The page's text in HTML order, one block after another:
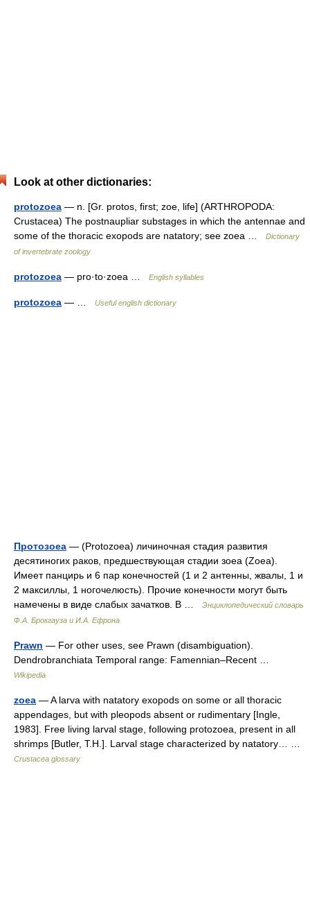
Look at other dictionaries:
protozoea — n. [Gr. protos, first; zoe, life] (ARTHROPODA:
Crustacea) The postnaupliar substages in which the antennae and
some of the thoracic exopods are natatory; see zoea …
Dictionary
of invertebrate zoology
protozoea — pro·to·zoea … English syllables
protozoea — … Useful english dictionary
Протозоеа — (Protozoea) личиночная стадия развития
десятиногих раков, предшествующая стадии зоеа (Zoea).
Имеет панцирь и 6 пар конечностей (1 и 2 антенны, жвалы, 1 и
2 максиллы, 1 ногочелюсть). Прочие конечности могут быть
намечены в виде слабых зачатков. В …
Энциклопедический словарь
Ф.А. Брокгауза и И.А. Ефрона
Prawn — For other uses, see Prawn (disambiguation).
Dendrobranchiata Temporal range: Famennian–Recent …
Wikipedia
zoea — A larva with natatory exopods on some or all thoracic
appendages, but with pleopods absent or rudimentary [Ingle,
1983]. Free living larval stage, following protozoea, present in all
shrimps [Butler, T.H.]. Larval stage characterized by natatory… …
Crustacea glossary